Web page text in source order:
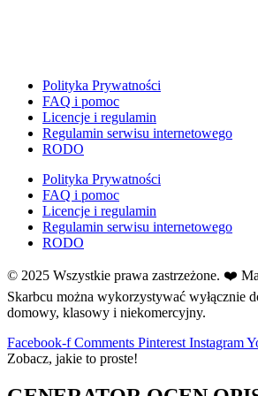
↳ Dopasuj i opowiedź
↳ Ja mam kto ma
↳ Labirynt podłogowy
↳ Terenowe
Halloween
Język Angielski
K
Kalendarz
Kalendarz adwentowy
Kalendarze i planery
Karnawał
Polityka Prywatności
FAQ i pomoc
Licencje i regulamin
Regulamin serwisu internetowego
RODO
Polityka Prywatności
FAQ i pomoc
Licencje i regulamin
Regulamin serwisu internetowego
RODO
© 2025 Wszystkie prawa zastrzeżone. ❤️
Skarbcu można wykorzystywać wyłącznie
domowy, klasowy i niekomercyjny.
Facebook-f Comments Pinterest Instagram
Zobacz, jakie to proste!